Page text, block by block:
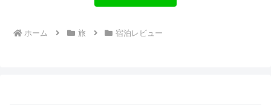
ホーム 旅 宿泊レビュー